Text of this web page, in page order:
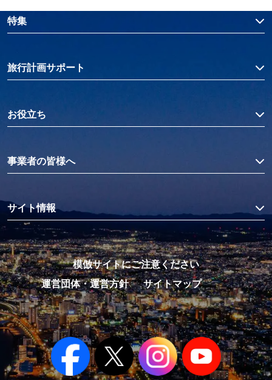
特集
旅行計画サポート
お役立ち
事業者の皆様へ
サイト情報
模倣サイトにご注意ください
運営団体・運営方針
サイトマップ